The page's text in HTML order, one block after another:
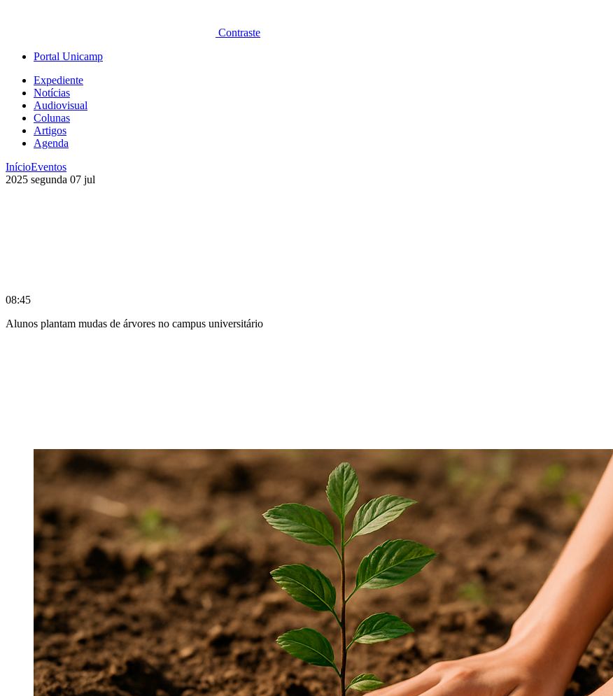
Contraste
Portal Unicamp
Expediente
Notícias
Audiovisual
Colunas
Artigos
Agenda
InícioEventos
2025 segunda 07 jul
08:45
Alunos plantam mudas de árvores no campus universitário